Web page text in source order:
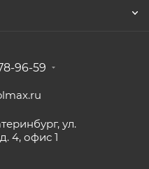
96-59
ул.
4, офис 1